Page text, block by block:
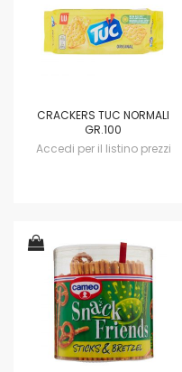
CRACKERS TUC NORMALI
GR.100
Accedi per il listino prezzi